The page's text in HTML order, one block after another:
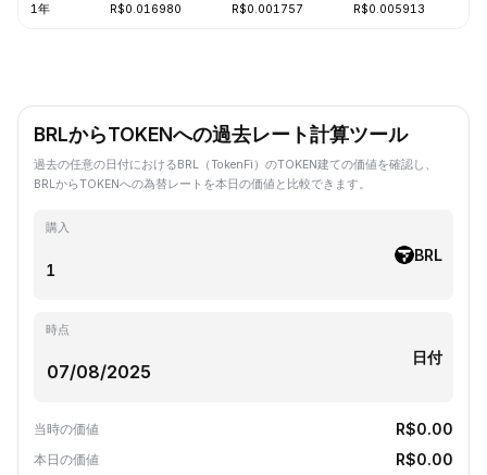
1年 R$0.016980 R$0.001757 R$0.005913
BRLからTOKENへの過去レート計算ツール
過去の任意の日付におけるBRL（TokenFi）のTOKEN建ての価値を確認し、
BRLからTOKENへの為替レートを本日の価値と比較できます。
購入
BRL
時点
日付
当時の価値 R$0.00
本日の価値 R$0.00